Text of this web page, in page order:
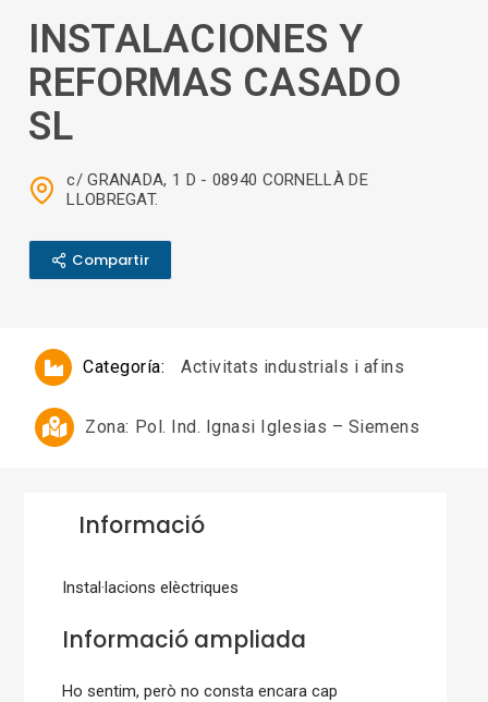
INSTALACIONES Y
REFORMAS CASADO
SL
c/ GRANADA, 1 D - 08940 CORNELLÀ DE
LLOBREGAT.
Compartir
Categoría: Activitats industrials i afins
Zona: Pol. Ind. Ignasi Iglesias – Siemens
Informació
Instal·lacions elèctriques
Informació ampliada
Ho sentim, però no consta encara cap